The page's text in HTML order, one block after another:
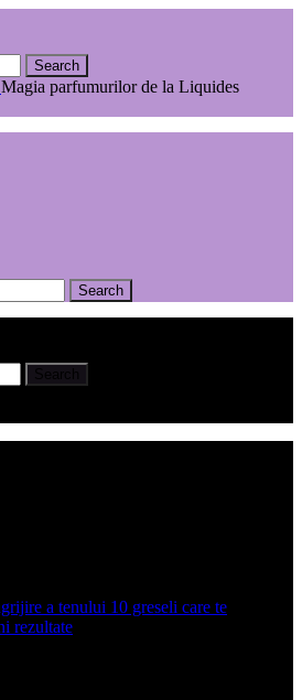
Magia parfumurilor de la Liquides